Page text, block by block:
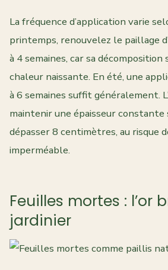
La fréquence d’application varie
printemps, renouvelez le paillage
à 4 semaines, car sa décomposition
chaleur naissante. En été, une
à 6 semaines suffit généralement.
maintenir une épaisseur constante
dépasser 8 centimètres, au risque
imperméable.
Feuilles mortes : l’or
jardinier